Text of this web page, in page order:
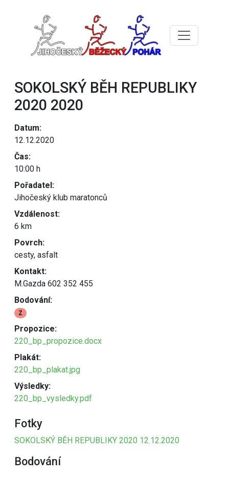
SOKOLSKÝ BĚH REPUBLIKY
2020 2020
Datum:
12.12.2020
Čas:
10:00 h
Pořadatel:
Jihočeský klub maratonců
Vzdálenost:
6 km
Povrch:
cesty, asfalt
Kontakt:
M.Gazda 602 352 455
Bodování:
Z
Propozice:
220_bp_propozice.docx
Plakát:
220_bp_plakat.jpg
Výsledky:
220_bp_vysledky.pdf
Fotky
SOKOLSKÝ BĚH REPUBLIKY 2020 12.12.2020
Bodování